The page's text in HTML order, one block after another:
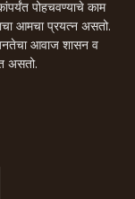
पोहचवण्याचे काम
आमचा प्रयत्न असतो.
आवाज शासन व
असतो.